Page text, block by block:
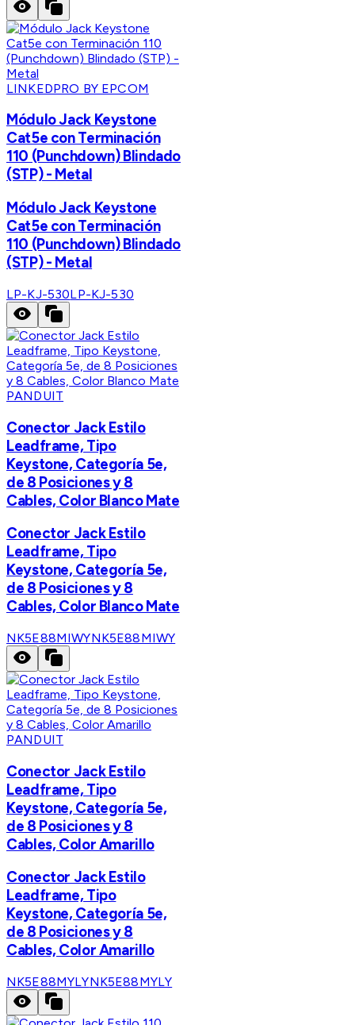
LINKEDPRO BY EPCOM
Módulo Jack Keystone
Cat5e con Terminación
110 (Punchdown) Blindado
(STP) - Metal
Módulo Jack Keystone
Cat5e con Terminación
110 (Punchdown) Blindado
(STP) - Metal
LP-KJ-530LP-KJ-530
PANDUIT
Conector Jack Estilo
Leadframe, Tipo
Keystone, Categoría 5e,
de 8 Posiciones y 8
Cables, Color Blanco Mate
Conector Jack Estilo
Leadframe, Tipo
Keystone, Categoría 5e,
de 8 Posiciones y 8
Cables, Color Blanco Mate
NK5E88MIWYNK5E88MIWY
PANDUIT
Conector Jack Estilo
Leadframe, Tipo
Keystone, Categoría 5e,
de 8 Posiciones y 8
Cables, Color Amarillo
Conector Jack Estilo
Leadframe, Tipo
Keystone, Categoría 5e,
de 8 Posiciones y 8
Cables, Color Amarillo
NK5E88MYLYNK5E88MYLY